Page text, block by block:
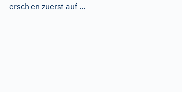
erschien zuerst auf ...